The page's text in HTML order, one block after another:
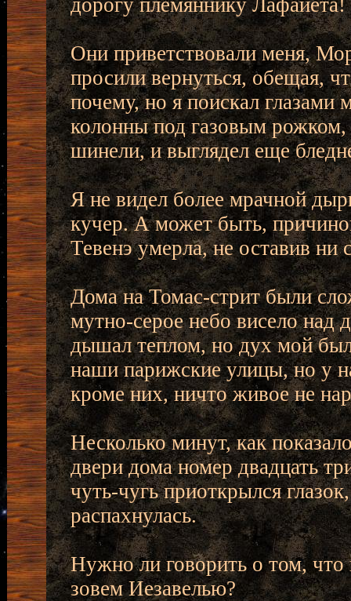
дорогу племяннику Лафайета!
Они приветствовали меня,
просили вернуться, обещая,
почему, но я поискал глазами
колонны под газовым рожком,
шинели, и выглядел еще
Я не видел более мрачной
кучер. А может быть,
Тевенэ умерла, не оставив
Дома на Томас-стрит были
мутно-серое небо висело
дышал теплом, но дух мой
наши парижские улицы, но у
кроме них, ничто живое не
Несколько минут, как
двери дома номер двадцать
чуть-чугь приоткрылся
распахнулась.
Нужно ли говорить о том,
зовем Иезавелью?